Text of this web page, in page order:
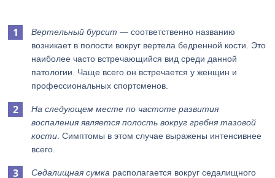
Вертельный бурсит — соответственно названию
возникает в полости вокруг вертела бедренной кости. Это
наиболее часто встречающийся вид среди данной
патологии. Чаще всего он встречается у женщин и
профессиональных спортсменов.
На следующем месте по частоте развития
воспаления является полость вокруг гребня тазовой
кости . Симптомы в этом случае выражены интенсивнее
всего.
Седалищная сумка располагается вокруг седалищного